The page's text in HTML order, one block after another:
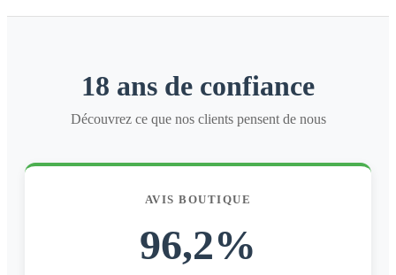
18 ans de confiance
Découvrez ce que nos clients pensent de nous
AVIS BOUTIQUE
96,2%